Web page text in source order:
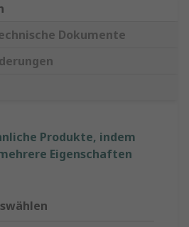
Dokumente
Produkte, indem
Eigenschaften